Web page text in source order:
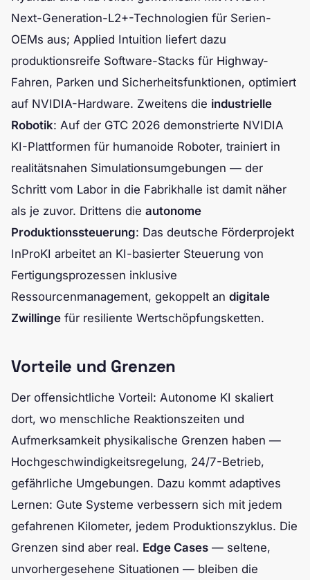
Next-Generation-L2+-Technologien für Serien-
OEMs aus; Applied Intuition liefert dazu
produktionsreife Software-Stacks für Highway-
Fahren, Parken und Sicherheitsfunktionen, optimiert
auf NVIDIA-Hardware. Zweitens die industrielle
Robotik: Auf der GTC 2026 demonstrierte NVIDIA
KI-Plattformen für humanoide Roboter, trainiert in
realitätsnahen Simulationsumgebungen — der
Schritt vom Labor in die Fabrikhalle ist damit näher
als je zuvor. Drittens die autonome
Produktionssteuerung: Das deutsche Förderprojekt
InProKI arbeitet an KI-basierter Steuerung von
Fertigungsprozessen inklusive
Ressourcenmanagement, gekoppelt an digitale
Zwillinge für resiliente Wertschöpfungsketten.
Vorteile und Grenzen
Der offensichtliche Vorteil: Autonome KI skaliert
dort, wo menschliche Reaktionszeiten und
Aufmerksamkeit physikalische Grenzen haben —
Hochgeschwindigkeitsregelung, 24/7-Betrieb,
gefährliche Umgebungen. Dazu kommt adaptives
Lernen: Gute Systeme verbessern sich mit jedem
gefahrenen Kilometer, jedem Produktionszyklus. Die
Grenzen sind aber real. Edge Cases — seltene,
unvorhergesehene Situationen — bleiben die